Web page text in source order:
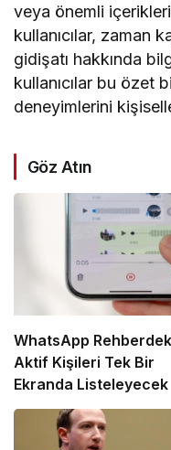
veya önemli
kullanıcılar, zaman
gidişatı hakkında
kullanıcılar bu özet
deneyimlerini
Göz Atın
WhatsApp
Aktif Kişileri Tek Bir
Ekranda Listeleyecek